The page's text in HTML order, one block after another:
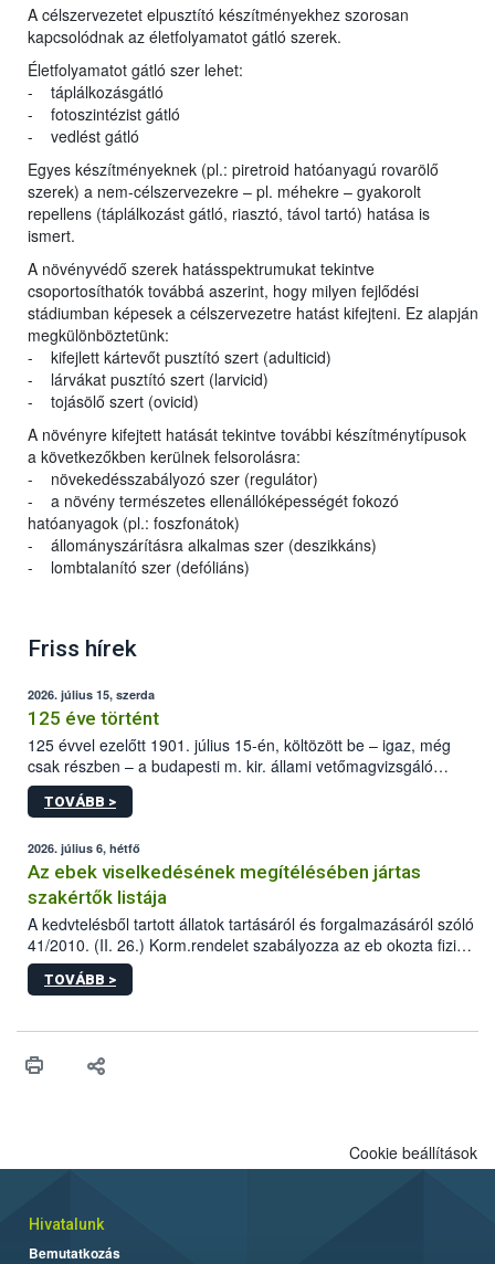
A célszervezetet elpusztító készítményekhez szorosan
kapcsolódnak az életfolyamatot gátló szerek.
Életfolyamatot gátló szer lehet:
- táplálkozásgátló
- fotoszintézist gátló
- vedlést gátló
Egyes készítményeknek (pl.: piretroid hatóanyagú rovarölő
szerek) a nem-célszervezekre – pl. méhekre – gyakorolt
repellens (táplálkozást gátló, riasztó, távol tartó) hatása is
ismert.
A növényvédő szerek hatásspektrumukat tekintve
csoportosíthatók továbbá aszerint, hogy milyen fejlődési
stádiumban képesek a célszervezetre hatást kifejteni. Ez alapján
megkülönböztetünk:
- kifejlett kártevőt pusztító szert (adulticid)
- lárvákat pusztító szert (larvicid)
- tojásölő szert (ovicid)
A növényre kifejtett hatását tekintve további készítménytípusok
a következőkben kerülnek felsorolásra:
- növekedésszabályozó szer (regulátor)
- a növény természetes ellenállóképességét fokozó
hatóanyagok (pl.: foszfonátok)
- állományszárításra alkalmas szer (deszikkáns)
- lombtalanító szer (defóliáns)
Friss hírek
2026. július 15, szerda
125 éve történt
125 évvel ezelőtt 1901. július 15-én, költözött be – igaz, még
csak részben – a budapesti m. kir. állami vetőmagvizsgáló
állomás a Kis Rókus utca 15. szám alatti, Czigler Győző által
tervezett új épületébe.
TOVÁBB >
2026. július 6, hétfő
Az ebek viselkedésének megítélésében jártas
szakértők listája
A kedvtelésből tartott állatok tartásáról és forgalmazásáról szóló
41/2010. (II. 26.) Korm.rendelet szabályozza az eb okozta fizikai
sérülés, illetve ennek veszélye keletkezésekor felmerülő
hatósági feladatokat, valamint a veszélyes eb tartását és annak
vonni az ebek viselkedésének megítélésében jártas szakértőt.
TOVÁBB >
Cookie beállítások
Hivatalunk
Bemutatkozás